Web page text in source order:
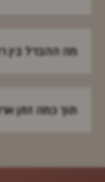
מה ההבדל בין
תוך כמה זמן